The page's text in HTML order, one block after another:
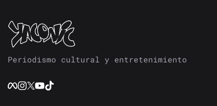
Periodismo cultural y entretenimiento